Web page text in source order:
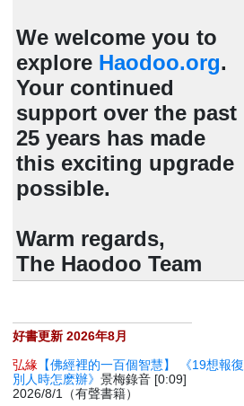
We welcome you to
explore Haodoo.org.
Your continued
support over the past
25 years has made
this exciting upgrade
possible.
Warm regards,
The Haodoo Team
好書更新 2026年8月
弘緣 【佛經裡的一百個智慧】 《19想報復
別人時怎麽辦》景梅錄音 [0:09]
2026/8/1（有聲書籍）